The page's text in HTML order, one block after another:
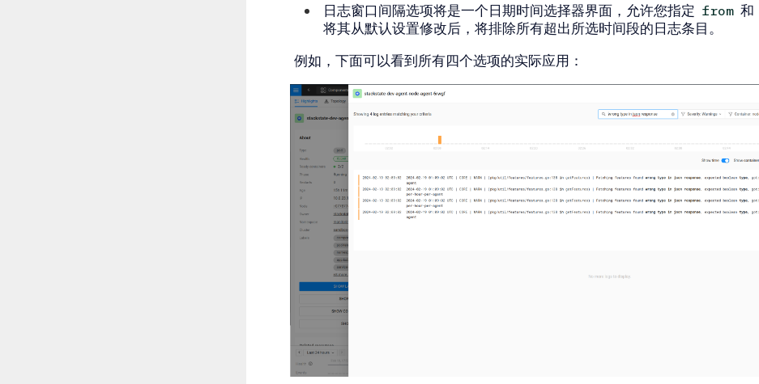
日志窗口间隔选项将是一个日期时间选择器界面，允许您指定 from 和
将其从默认设置修改后，将排除所有超出所选时间段的日志条目。
例如，下面可以看到所有四个选项的实际应用：